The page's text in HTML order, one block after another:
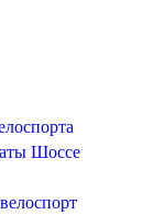
Шоссе